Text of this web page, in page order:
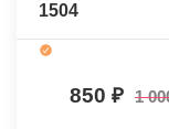
1504
850 1